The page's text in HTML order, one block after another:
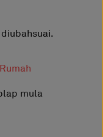
mula